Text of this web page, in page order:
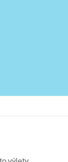
výška závisí